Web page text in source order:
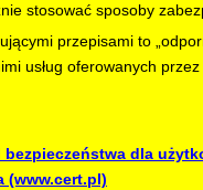
stosować sposoby
przepisami to
usług oferowanych
dla
(www.cert.pl)